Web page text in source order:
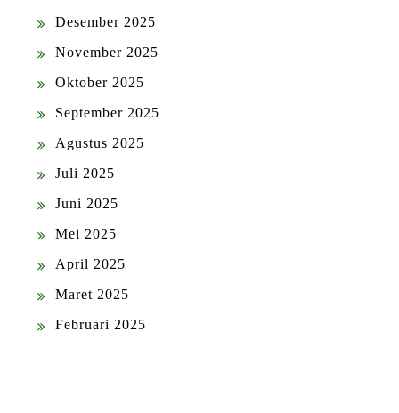
Desember 2025
November 2025
Oktober 2025
September 2025
Agustus 2025
Juli 2025
Juni 2025
Mei 2025
April 2025
Maret 2025
Februari 2025